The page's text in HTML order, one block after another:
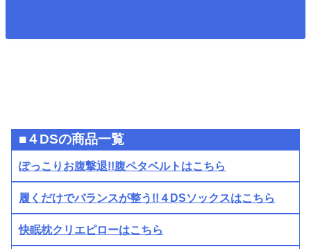
■４DSの商品一覧
ぽっこりお腹撃退!!腹ペタベルトはこちら
履くだけでバランスが整う!!４DSソックスはこちら
快眠枕クリエピローはこちら